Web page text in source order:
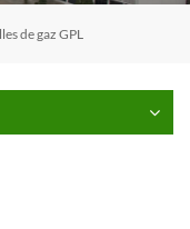
de gaz GPL